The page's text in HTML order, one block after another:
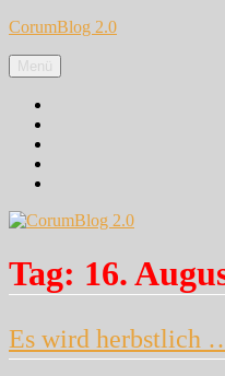
Zum
springen
CorumBlog 2.0
Menü
Tag: 16.
Es wird herbstlich